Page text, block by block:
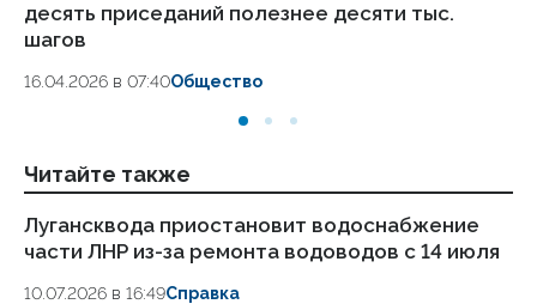
десять приседаний полезнее десяти тыс.
шагов
16.04.2026 в 07:40Общество
Читайте также
Лугансквода приостановит водоснабжение
части ЛНР из-за ремонта водоводов с 14 июля
10.07.2026 в 16:49Справка